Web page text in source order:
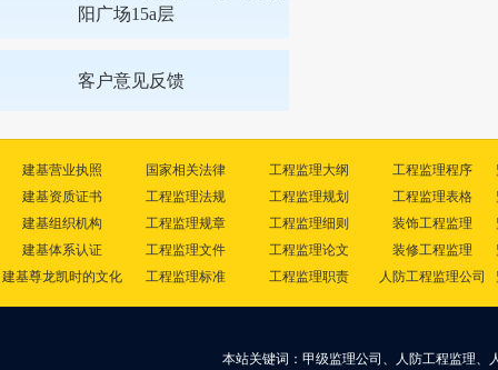
阳广场15a层
客户意见反馈
建基营业执照
建基资质证书
建基组织机构
建基体系认证
建基尊龙凯时的文化
国家相关法律
工程监理法规
工程监理规章
工程监理文件
工程监理标准
工程监理大纲
工程监理规划
工程监理细则
工程监理论文
工程监理职责
工程监理程序
工程监理表格
装饰工程监理
装修工程监理
人防工程监理公司
本站关键词：甲级监理公司、人防工程监理、